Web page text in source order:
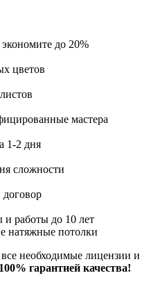
до 20%
цветов
мастера
1-2 дня
сложности
работы до 10 лет
натяжные потолки
необходимые лицензии и
гарантией качества!